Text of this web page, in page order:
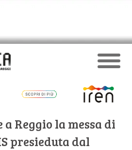
Reggio la messa di
presieduta dal